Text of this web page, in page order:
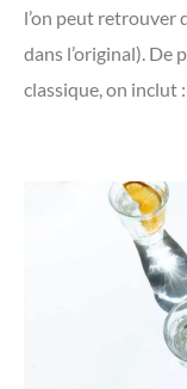
l’on peut retrouver
dans l’original). De
classique, on inclut :